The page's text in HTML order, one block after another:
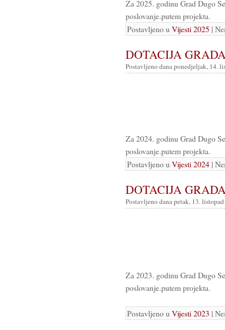
Za 2025. godinu Grad Dugo
poslovanje.putem projekta.
Postavljeno u Vijesti 2025 |
DOTACIJA
Postavljeno dana ponedjeljak, 14.
Za 2024. godinu Grad Dugo
poslovanje.putem projekta.
Postavljeno u Vijesti 2024 |
DOTACIJA
Postavljeno dana petak, 13.
Za 2023. godinu Grad Dugo
poslovanje.putem projekta.
Postavljeno u Vijesti 2023 |